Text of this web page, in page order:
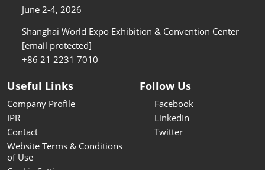
June 2-4, 2026
Shanghai World Expo Exhibition & Convention Center
[email protected]
+86 21 2231 7010
Useful Links
Company Profile
IPR
Contact
Website Terms & Conditions
of Use
Follow Us
Facebook
LinkedIn
Twitter